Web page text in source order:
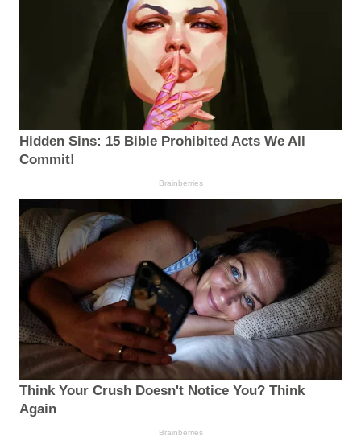
Hidden Sins: 15 Bible Prohibited Acts We All
Commit!
Brainberries
Think Your Crush Doesn't Notice You? Think
Again
Brainberries